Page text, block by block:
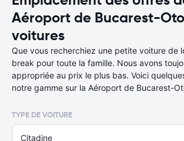
Aéroport de Bucarest-
voitures
Que vous recherchiez une petite voiture de
break pour toute la famille. Nous avons
appropriée au prix le plus bas. Voici
notre gamme sur la Aéroport de Bucarest-
TYPE DE VOITURE
Citadine